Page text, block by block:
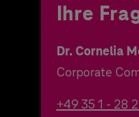
Ihre
Dr. Cornelia
Corporate
+49 35 1 - 28